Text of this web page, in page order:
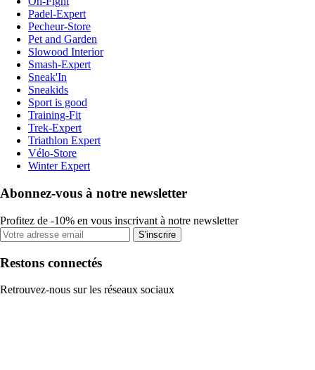
Padel-Expert
Pecheur-Store
Pet and Garden
Slowood Interior
Smash-Expert
Sneak'In
Sneakids
Sport is good
Training-Fit
Trek-Expert
Triathlon Expert
Vélo-Store
Winter Expert
Abonnez-vous à notre newsletter
Profitez de -10% en vous inscrivant à notre newsletter
S'inscrire
Restons connectés
Retrouvez-nous sur les réseaux sociaux